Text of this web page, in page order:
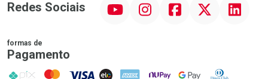
Redes Sociais
formas de
Pagamento
PIX MasterCard
VISA ELO AMEX NuPay Google PayDiners Club